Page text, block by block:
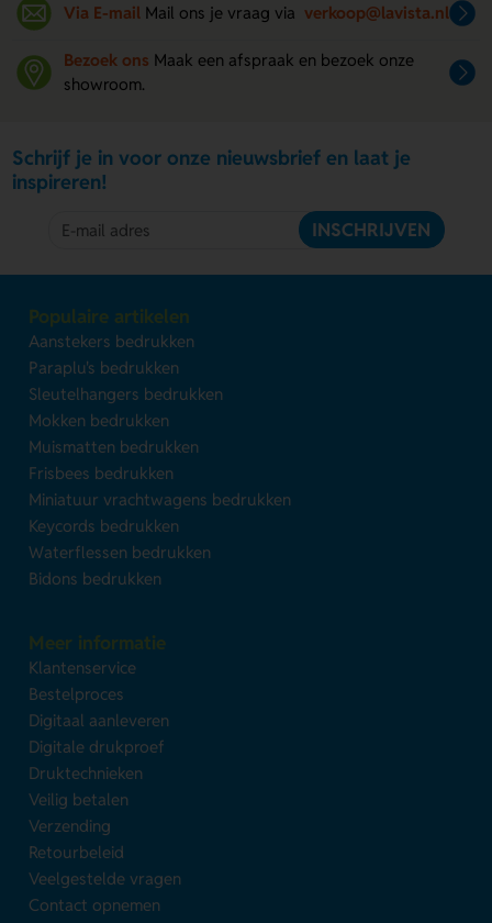
Via E-mail Mail ons je vraag via verkoop@lavista.nl
Bezoek ons Maak een afspraak en bezoek onze
showroom.
Schrijf je in voor onze nieuwsbrief en laat je
inspireren!
INSCHRIJVEN
Populaire artikelen
Aanstekers bedrukken
Paraplu's bedrukken
Sleutelhangers bedrukken
Mokken bedrukken
Muismatten bedrukken
Frisbees bedrukken
Miniatuur vrachtwagens bedrukken
Keycords bedrukken
Waterflessen bedrukken
Bidons bedrukken
Meer informatie
Klantenservice
Bestelproces
Digitaal aanleveren
Digitale drukproef
Druktechnieken
Veilig betalen
Verzending
Retourbeleid
Veelgestelde vragen
Contact opnemen